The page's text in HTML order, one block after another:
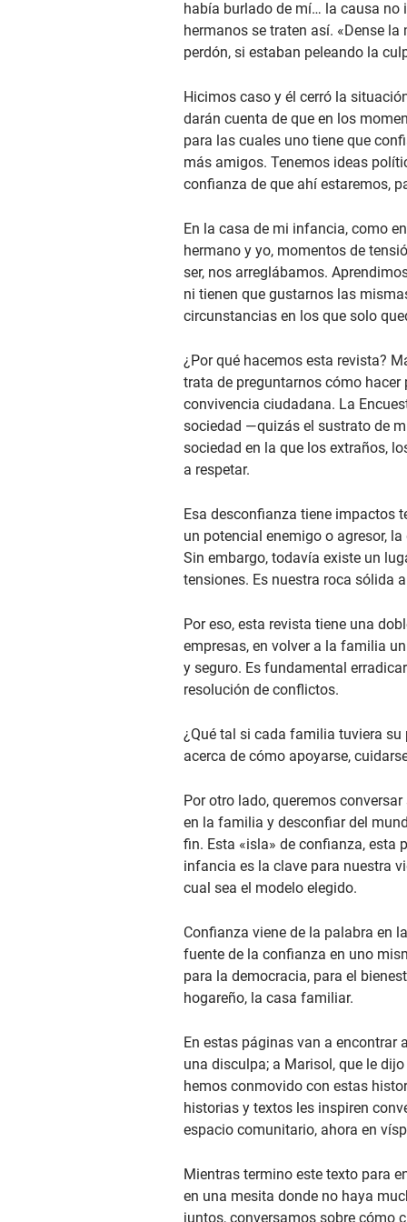
había burlado de mí… la causa no
hermanos se traten así. «Dense
perdón, si estaban peleando la
Hicimos caso y él cerró la
darán cuenta de que en los
para las cuales uno tiene que
más amigos. Tenemos ideas
confianza de que ahí estaremos,
En la casa de mi infancia, como
hermano y yo, momentos de
ser, nos arreglábamos.
ni tienen que gustarnos las
circunstancias en los que solo
¿Por qué hacemos esta revista?
trata de preguntarnos cómo
convivencia ciudadana. La
sociedad —quizás el sustrato de
sociedad en la que los extraños,
a respetar.
Esa desconfianza tiene impactos
un potencial enemigo o agresor,
Sin embargo, todavía existe un
tensiones. Es nuestra roca sólida
Por eso, esta revista tiene una
empresas, en volver a la familia
y seguro. Es fundamental
resolución de conflictos.
¿Qué tal si cada familia tuviera
acerca de cómo apoyarse,
Por otro lado, queremos
en la familia y desconfiar del
fin. Esta «isla» de confianza, esta
infancia es la clave para nuestra
cual sea el modelo elegido.
Confianza viene de la palabra en
fuente de la confianza en uno
para la democracia, para el
hogareño, la casa familiar.
En estas páginas van a encontrar
una disculpa; a Marisol, que le
hemos conmovido con estas
historias y textos les inspiren
espacio comunitario, ahora en
Mientras termino este texto para
en una mesita donde no haya
juntos, conversamos sobre cómo